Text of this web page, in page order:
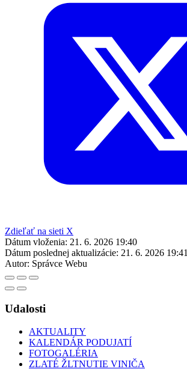
Zdieľať na sieti X
Dátum vloženia: 21. 6. 2026 19:40
Dátum poslednej aktualizácie: 21. 6. 2026 19:41
Autor: Správce Webu
Udalosti
AKTUALITY
KALENDÁR PODUJATÍ
FOTOGALÉRIA
ZLATÉ ŽLTNUTIE VINIČA